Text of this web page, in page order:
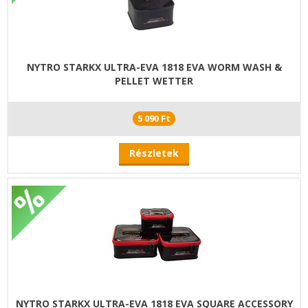
NYTRO STARKX ULTRA-EVA 1818 EVA WORM WASH &
PELLET WETTER
5 090 Ft
Részletek
NYTRO STARKX ULTRA-EVA 1818 EVA SQUARE ACCESSORY